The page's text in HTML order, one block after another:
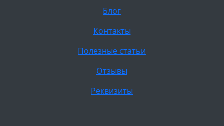
Блог
Контакты
Полезные статьи
Отзывы
Реквизиты